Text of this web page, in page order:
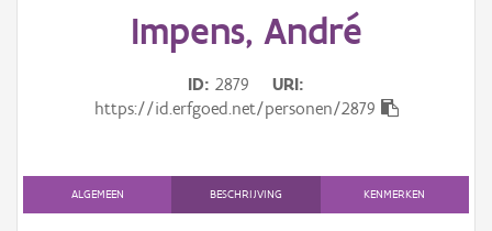
Thema
Impens, André
ID 2879
URI
https://id.erfgoed.net/personen/2879
ALGEMEEN BESCHRIJVING KENMERKEN